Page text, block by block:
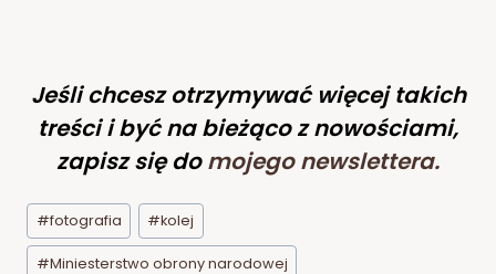
Jeśli chcesz otrzymywać więcej takich
treści i być na bieżąco z nowościami,
zapisz się do mojego newslettera.
Tagi
wpisu:
#fotografia #kolej
#Miniesterstwo obrony narodowej